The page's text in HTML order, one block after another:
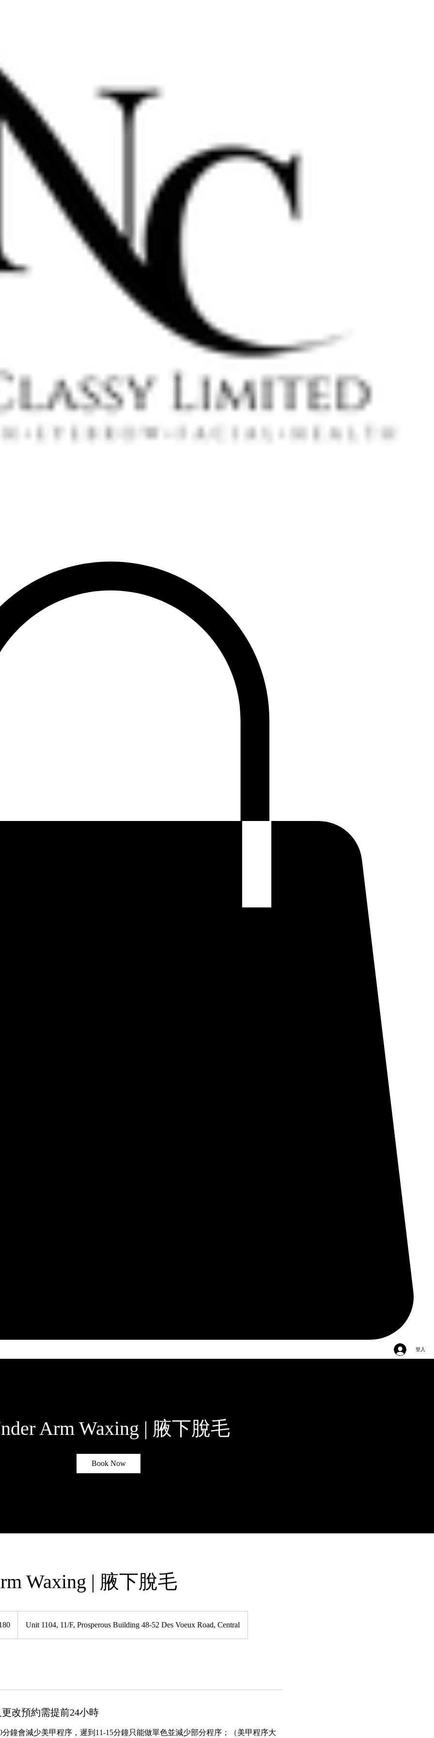
登入
Arm Waxing | 腋下脫毛
Book Now
Waxing | 腋下脫毛
Unit 1104, 11/F, Prosperous Building 48-52 Des Voeux Road, Central
改預約需提前24小時
分鐘會減少美甲程序，遲到11-15分鐘只能做單色並減少部分程序；（美甲程序大